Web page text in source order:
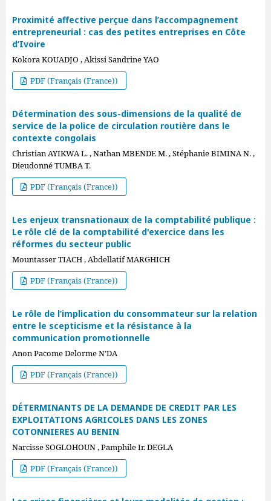
Proximité affective perçue dans l’accompagnement
entrepreneurial : cas des petites entreprises en Côte
d’Ivoire
Kokora KOUADJO , Akissi Sandrine YAO
PDF (Français (France))
Détermination des sous-dimensions de la qualité de
service de la police de circulation routière dans le
contexte congolais
Christian AYIKWA L. , Nathan MBENDE M. , Stéphanie BIMINA N. ,
Dieudonné TUMBA T.
PDF (Français (France))
Les enjeux transnationaux de la comptabilité publique :
Le rôle clé de la comptabilité d'exercice dans les
réformes du secteur public
Mountasser TIACH , Abdellatif MARGHICH
PDF (Français (France))
Le rôle de l’implication du consommateur sur la relation
entre le scepticisme et la résistance à la
communication promotionnelle
Anon Pacome Delorme N’DA
PDF (Français (France))
DÉTERMINANTS DE LA DEMANDE DE CREDIT PAR LES
EXPLOITATIONS AGRICOLES DANS LES ZONES
COTONNIERES AU BENIN
Narcisse SOGLOHOUN , Pamphile Ir. DEGLA
PDF (Français (France))